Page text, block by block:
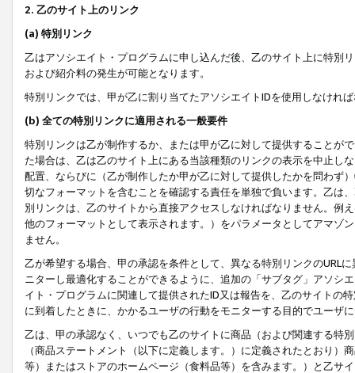
2. 乙のサイト上のリンク
(a) 特別リンク
乙はアソシエイト・プログラムに申し込んだ後、乙のサイト上に特別
および紹介料の発生が可能となります。
特別リンクでは、甲が乙に割り当てたアソシエイトIDを使用しなけれ
(b) 全ての特別リンクに適用される一般要件
特別リンクは乙が制作するか、または甲が乙に対して提供することが
た場合は、乙は乙のサイト上にある当該種類のリンクの表示を中止し
配置、ならびに（乙が制作したか甲が乙に対して提供したかを問わず
切なフォーマットを含むことを確認する責任を単独で負います。乙は
別リンクは、乙のサイトから直接アクセスしなければなりません。例
他のフォーマットとして表示されます。）をパラメータとしてアマゾ
ません。
乙が希望する場合、甲の承認を条件として、異なる特別リンクのURL
ニターし最適化することができるように、追加の「サブタグ」アソシ
イト・プログラムに関連して提供されたID又は報告を、乙のサイトの
に到着したときに、かかるユーザの行動をモニターする目的でユーザ
乙は、甲の承認なく、いつでも乙のサイトに商品（および関連する特
（商品ステートメント（以下に定義します。）に定義されたとおり
等）またはストアのホームページ（食料品等）を含みます。）と乙サ